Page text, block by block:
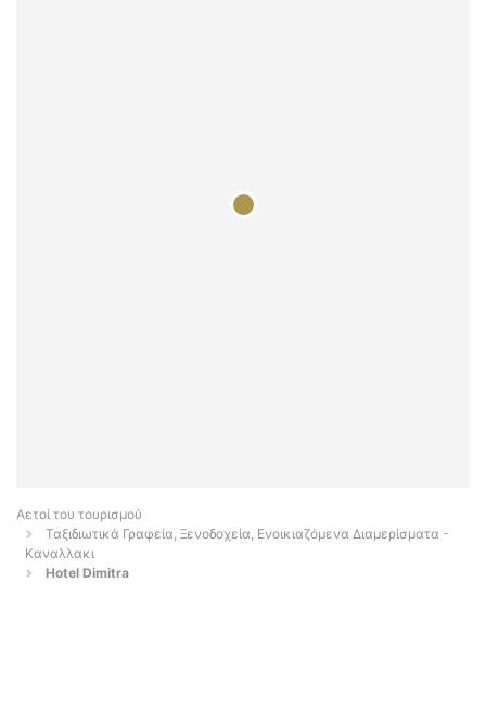
Αετοί του τουρισμού
Ταξιδιωτικά Γραφεία, Ξενοδοχεία, Ενοικιαζόμενα Διαμερίσματα -
Καναλλακι
Hotel Dimitra